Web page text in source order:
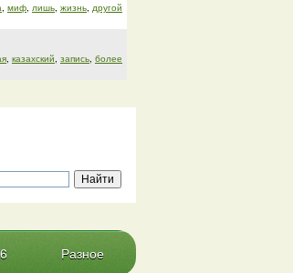
, миф, лишь, жизнь, другой
, казахский, запись, более
Разное